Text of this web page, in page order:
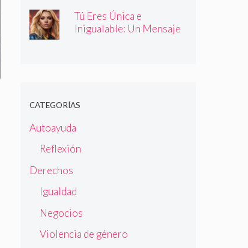
de Callar
Tú Eres Única e
Inigualable: Un Mensaje
CATEGORÍAS
Autoayuda
Reflexión
Derechos
Igualdad
Negocios
Violencia de género